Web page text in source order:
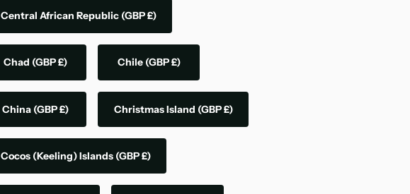
Central African Republic (GBP £)
Chad (GBP £) Chile (GBP £)
China (GBP £) Christmas Island (GBP £)
Cocos (Keeling) Islands (GBP £)